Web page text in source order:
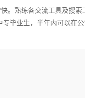
。熟练各交流工具及搜
毕业生，半年内可以在公